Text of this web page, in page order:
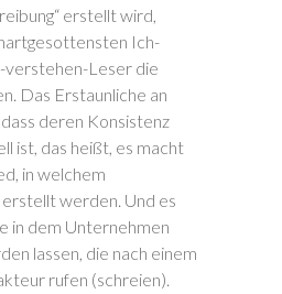
erstellt wird,
Ich-
Leser die
Das Erstaunliche an
deren Konsistenz
ist, das heißt, es macht
in welchem
werden. Und es
in dem Unternehmen
lassen, die nach einem
rufen (schreien).